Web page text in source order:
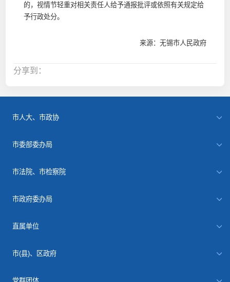
的，视情节轻重对相关责任人给予通报批评或依照有关规定给
予行政处分。
来源：无锡市人民政府
分享到：
市人大、市政协
市委部委办局
市法院、市检察院
市政府委办局
直属单位
市(县)、区政府